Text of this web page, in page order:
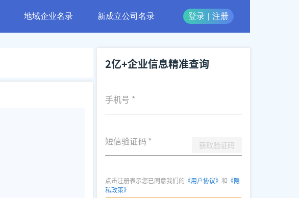
地域企业名录 新成立公司名录 登录 | 注册
2亿+企业信息精准查询
手机号 *
短信验证码 * 获取验证码
点击注册表示您已同意我们的 《用户协议》 和 《隐
私政策》